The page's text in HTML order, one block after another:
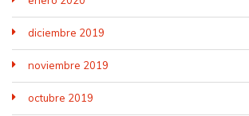
diciembre 2019
noviembre 2019
octubre 2019